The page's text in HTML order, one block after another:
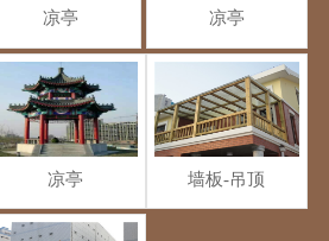
凉亭 凉亭
凉亭 墙板-吊顶